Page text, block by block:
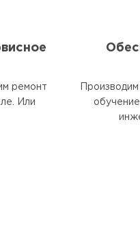
ремонт
Или